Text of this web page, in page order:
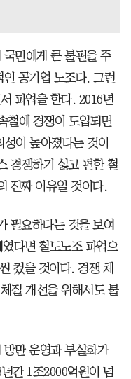
민에게 큰 불편을 주
인 공기업 노조다. 그런
파업을 한다. 2016년
철에 경쟁이 도입되면
이 높아졌다는 것이
경쟁하기 싫고 편한 철
진짜 이유일 것이다.
필요하다는 것을 보여
다면 철도노조 파업으
컸을 것이다. 경쟁 체
질 개선을 위해서도 불
만 운영과 부실화가
간 1조2000억원이 넘